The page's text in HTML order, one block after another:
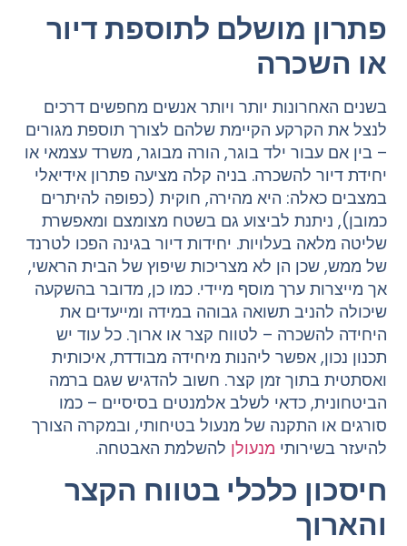
פתרון מושלם לתוספת דיור
או השכרה
בשנים האחרונות יותר ויותר אנשים מחפשים דרכים
לנצל את הקרקע הקיימת שלהם לצורך תוספת מגורים
– בין אם עבור ילד בוגר, הורה מבוגר, משרד עצמאי או
יחידת דיור להשכרה. בניה קלה מציעה פתרון אידיאלי
במצבים כאלה: היא מהירה, חוקית (כפופה להיתרים
כמובן), ניתנת לביצוע גם בשטח מצומצם ומאפשרת
שליטה מלאה בעלויות. יחידות דיור בגינה הפכו לטרנד
של ממש, שכן הן לא מצריכות שיפוץ של הבית הראשי,
אך מייצרות ערך מוסף מיידי. כמו כן, מדובר בהשקעה
שיכולה להניב תשואה גבוהה במידה ומייעדים את
היחידה להשכרה – לטווח קצר או ארוך. כל עוד יש
תכנון נכון, אפשר ליהנות מיחידה מבודדת, איכותית
ואסתטית בתוך זמן קצר. חשוב להדגיש שגם ברמה
הביטחונית, כדאי לשלב אלמנטים בסיסיים – כמו
סורגים או התקנה של מנעול בטיחותי, ובמקרה הצורך
להיעזר בשירותי מנעולןלהשלמת האבטחה.
חיסכון כלכלי בטווח הקצר
והארוך